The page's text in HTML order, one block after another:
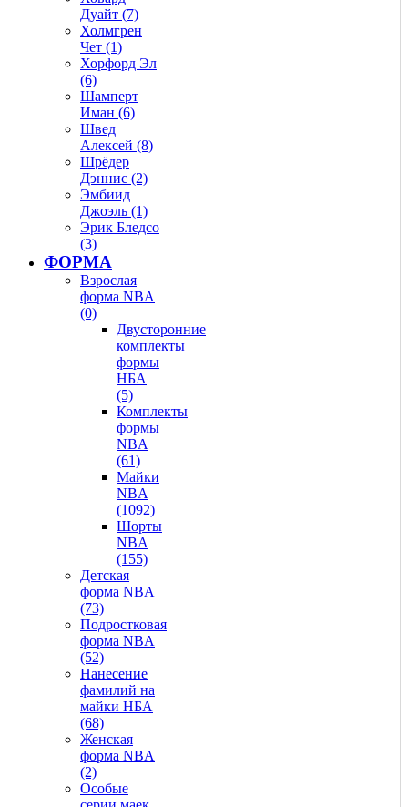
Дуайт (7)
Холмгрен
Чет (1)
Хорфорд Эл
(6)
Шамперт
Иман (6)
Швед
Алексей (8)
Шрёдер
Дэннис (2)
Эмбиид
Джоэль (1)
Эрик Бледсо
(3)
ФОРМА
Взрослая
форма NBA
(0)
Двусторонние
комплекты
формы
НБА
(5)
Комплекты
формы
NBA
(61)
Майки
NBA
(1092)
Шорты
NBA
(155)
Детская
форма NBA
(73)
Подростковая
форма NBA
(52)
Нанесение
фамилий на
майки НБА
(68)
Женская
форма NBA
(2)
Особые